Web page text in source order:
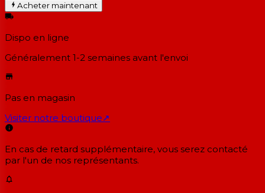
Acheter maintenant
Dispo en ligne
Généralement 1-2 semaines avant l'envoi
Pas en magasin
Visiter notre boutique↗
En cas de retard supplémentaire, vous serez contacté
par l'un de nos représentants.